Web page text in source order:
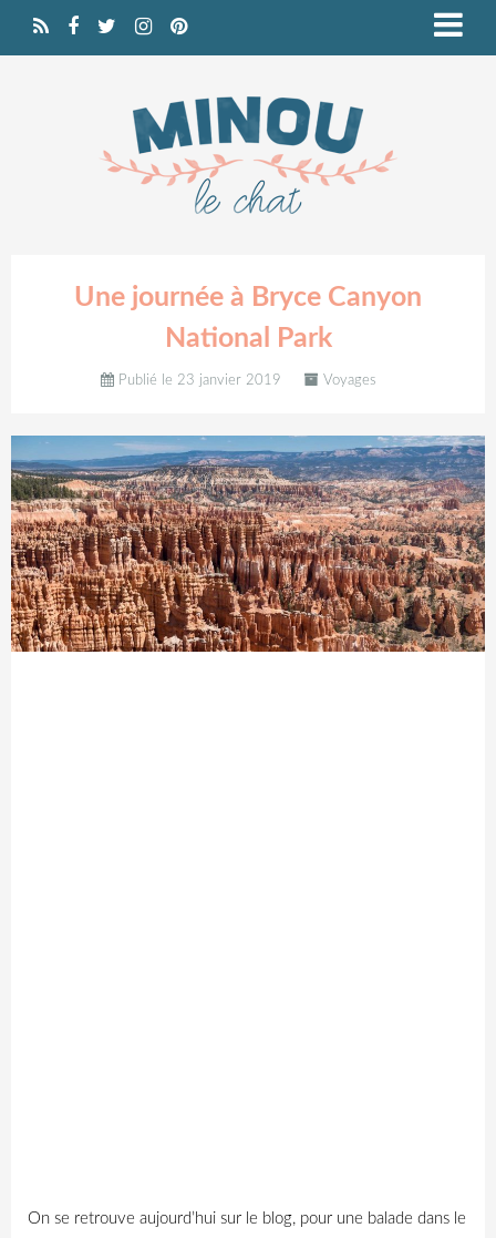
Une journée à Bryce Canyon
National Park
Publié le 23 janvier 2019 Voyages
On se retrouve aujourd’hui sur le blog, pour une balade dans le